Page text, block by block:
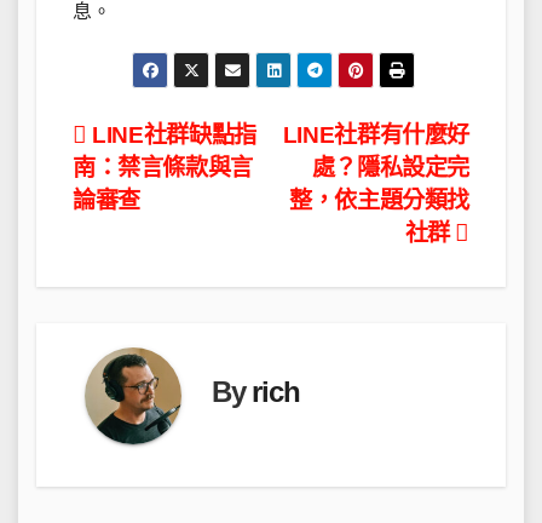
息。
文
章
覽
LINE社群有什麼好
處？隱私設定完
整，依主題分類找
社群
LINE社群缺點指
南：禁言條款與言
論審查
Byrich